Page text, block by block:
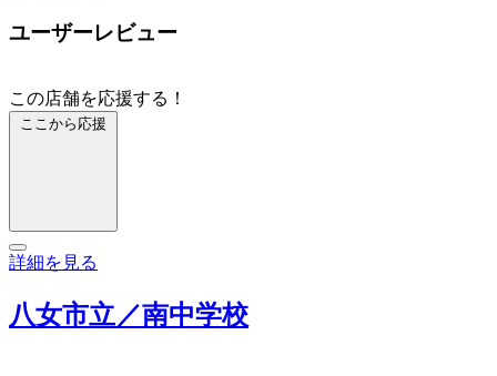
ユーザーレビュー
この店舗を応援する！
ここから応援
詳細を見る
八女市立／南中学校